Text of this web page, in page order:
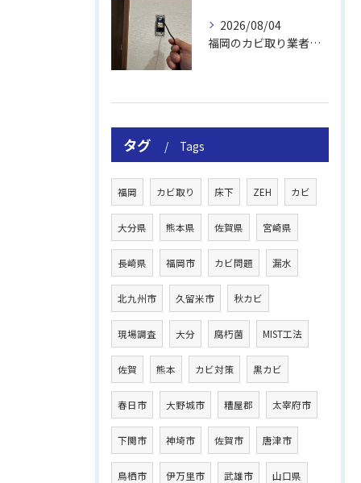
2026/08/04
福岡のカビ取り業者おすすめの選び方と費用
タグ Tags
福岡 カビ取り 床下 ZEH カビ
大分県 熊本県 佐賀県 宮崎県
長崎県 福岡市 カビ問題 漏水
北九州市 久留米市 秋カビ
現場調査 大分 腐朽菌 MIST工法
佐賀 熊本 カビ対策 黒カビ
春日市 大野城市 糟屋郡 太宰府市
下関市 神埼市 佐賀市 唐津市
鳥栖市 伊万里市 武雄市 山口県